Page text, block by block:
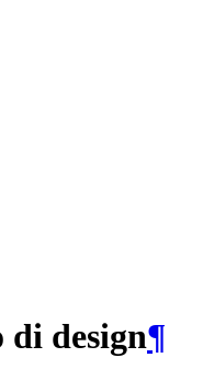
di design¶